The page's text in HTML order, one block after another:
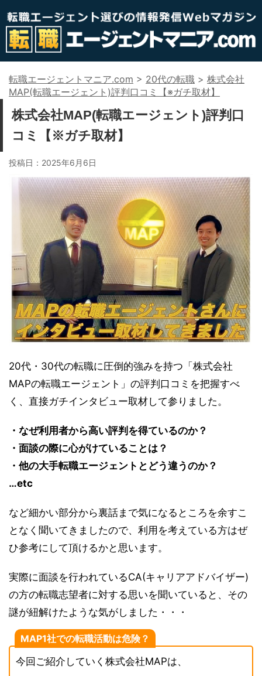
転職エージェントマニア.com > 20代の転職 > 株式会社
MAP(転職エージェント)評判口コミ【※ガチ取材】
株式会社MAP(転職エージェント)評判口
コミ【※ガチ取材】
投稿日： 2025年6月6日
20代・30代の転職に圧倒的強みを持つ「株式会社
MAPの転職エージェント」の評判口コミを把握すべ
く、直接ガチインタビュー取材して参りました。
・なぜ利用者から高い評判を得ているのか？
・面談の際に心がけていることは？
・他の大手転職エージェントとどう違うのか？
…etc
など細かい部分から裏話まで気になるところを余すこ
となく聞いてきましたので、利用を考えている方はぜ
ひ参考にして頂けるかと思います。
実際に面談を行われているCA(キャリアアドバイザー)
の方の転職志望者に対する思いを聞いていると、その
謎が紐解けたような気がしました・・・
MAP1社での転職活動は危険？
今回ご紹介していく株式会社MAPは、